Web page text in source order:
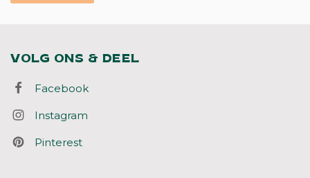
VOLG ONS & DEEL
Facebook
Instagram
Pinterest